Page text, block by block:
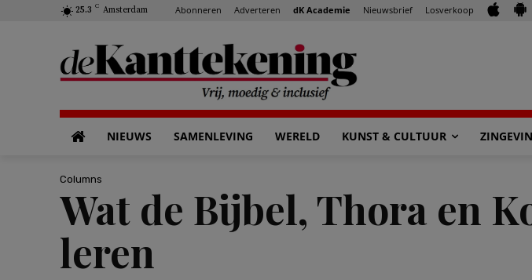
25.3 C Amsterdam Abonneren Adverteren dK Academie Nieuwsbrief Losverkoop
NIEUWS SAMENLEVING WERELD KUNST & CULTUUR
Columns
Wat de Bijbel, Thora en
leren